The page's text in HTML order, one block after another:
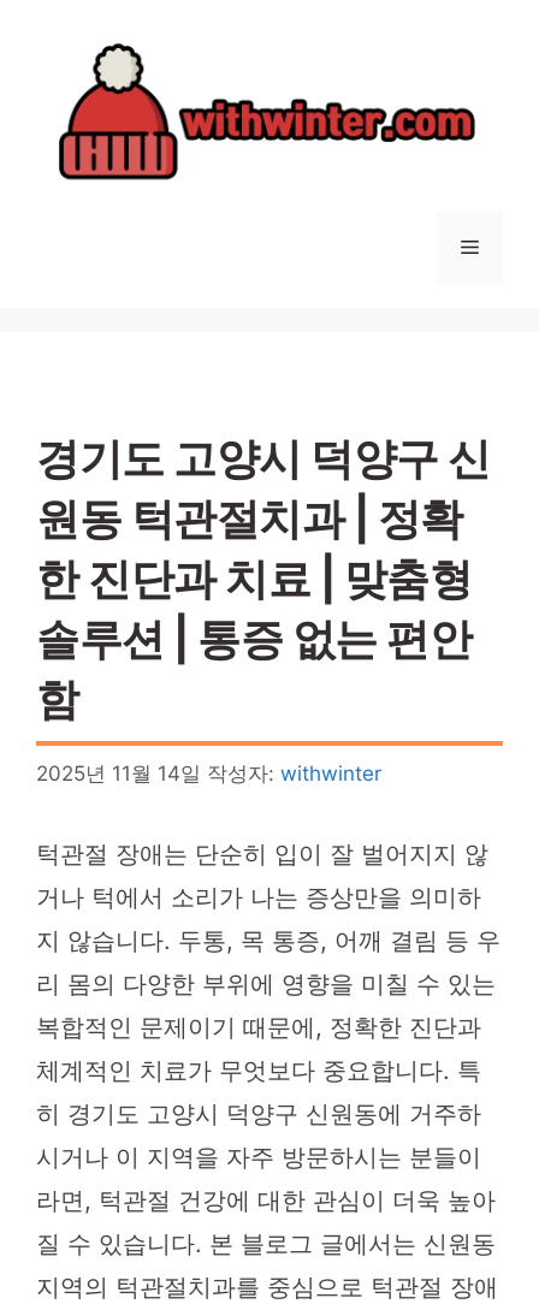
메
경기도 고양시 덕양구 신
원동 턱관절치과 | 정확
한 진단과 치료 | 맞춤형
솔루션 | 통증 없는 편안
함
2025년 11월 14일 작성자: withwinter
턱관절 장애는 단순히 입이 잘 벌어지지 않
거나 턱에서 소리가 나는 증상만을 의미하
지 않습니다. 두통, 목 통증, 어깨 결림 등 우
리 몸의 다양한 부위에 영향을 미칠 수 있는
복합적인 문제이기 때문에, 정확한 진단과
체계적인 치료가 무엇보다 중요합니다. 특
히 경기도 고양시 덕양구 신원동에 거주하
시거나 이 지역을 자주 방문하시는 분들이
라면, 턱관절 건강에 대한 관심이 더욱 높아
질 수 있습니다. 본 블로그 글에서는 신원동
지역의 턱관절치과를 중심으로 턱관절 장애